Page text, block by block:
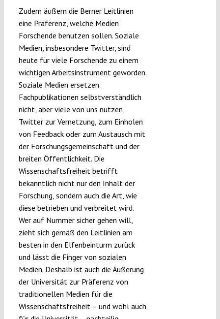
Zudem äußern die Berner Leitlinien
eine Präferenz, welche Medien
Forschende benutzen sollen. Soziale
Medien, insbesondere Twitter, sind
heute für viele Forschende zu einem
wichtigen Arbeitsinstrument geworden.
Soziale Medien ersetzen
Fachpublikationen selbstverständlich
nicht, aber viele von uns nutzen
Twitter zur Vernetzung, zum Einholen
von Feedback oder zum Austausch mit
der Forschungsgemeinschaft und der
breiten Öffentlichkeit. Die
Wissenschaftsfreiheit betrifft
bekanntlich nicht nur den Inhalt der
Forschung, sondern auch die Art, wie
diese betrieben und verbreitet wird.
Wer auf Nummer sicher gehen will,
zieht sich gemäß den Leitlinien am
besten in den Elfenbeinturm zurück
und lässt die Finger von sozialen
Medien. Deshalb ist auch die Äußerung
der Universität zur Präferenz von
traditionellen Medien für die
Wissenschaftsfreiheit – und wohl auch